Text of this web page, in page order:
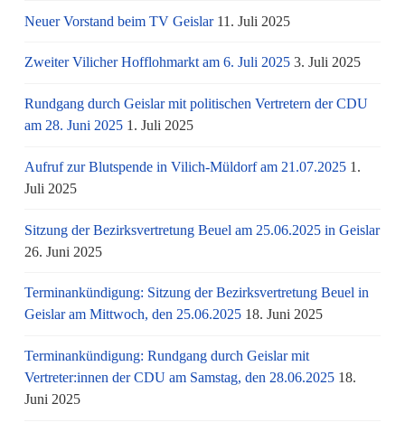
Neuer Vorstand beim TV Geislar 11. Juli 2025
Zweiter Vilicher Hofflohmarkt am 6. Juli 2025 3. Juli 2025
Rundgang durch Geislar mit politischen Vertretern der CDU
am 28. Juni 2025 1. Juli 2025
Aufruf zur Blutspende in Vilich-Müldorf am 21.07.2025 1.
Juli 2025
Sitzung der Bezirksvertretung Beuel am 25.06.2025 in Geislar
26. Juni 2025
Terminankündigung: Sitzung der Bezirksvertretung Beuel in
Geislar am Mittwoch, den 25.06.2025 18. Juni 2025
Terminankündigung: Rundgang durch Geislar mit
Vertreter:innen der CDU am Samstag, den 28.06.2025 18.
Juni 2025